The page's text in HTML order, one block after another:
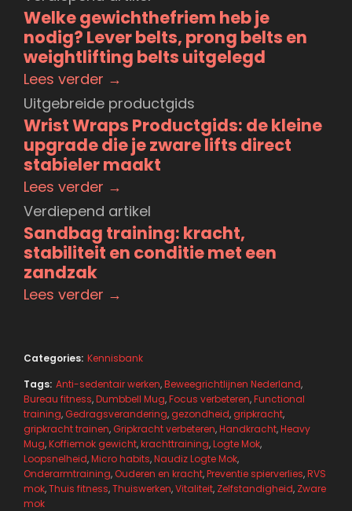
Welke gewichthefriem heb je
nodig? Lever belts, prong belts en
weightlifting belts uitgelegd
Lees verder →
Uitgebreide productgids
Wrist Wraps Productgids: de kleine
upgrade die je zware lifts direct
stabieler maakt
Lees verder →
Verdiepend artikel
Sandbag training: kracht,
stabiliteit en conditie met een
zandzak
Lees verder →
Categories: Kennisbank
Tags: Anti-sedentair werken,Beweegrichtlijnen Nederland,
Bureau fitness,Dumbbell Mug,Focus verbeteren,Functional
training,Gedragsverandering,gezondheid,gripkracht,
gripkracht trainen,Gripkracht verbeteren,Handkracht,Heavy
Mug,Koffiemok gewicht,krachttraining,Logte Mok,
Loopsnelheid,Micro habits,Naudiz Logte Mok,
Onderarmtraining,Ouderen en kracht,Preventie spierverlies,RVS
mok,Thuis fitness,Thuiswerken,Vitaliteit, Zelfstandigheid, Zware
mok